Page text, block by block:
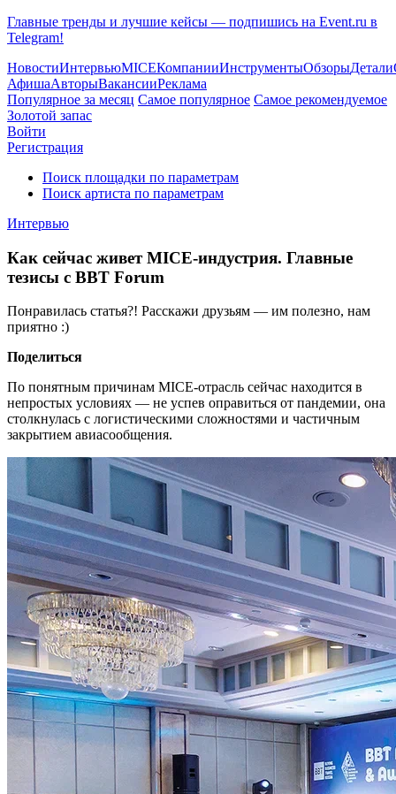
Главные тренды и лучшие кейсы — подпишись на Event.ru в
Telegram!
НовостиИнтервьюMICEКомпанииИнструментыОбзорыДетали
АфишаАвторыВакансииРеклама
Популярное за месяц Самое популярное Самое рекомендуемое
Золотой запас
Войти
Регистрация
Поиск площадки по параметрам
Поиск артиста по параметрам
Интервью
Как сейчас живет MICE-индустрия. Главные
тезисы с BBT Forum
Понравилась статья?! Расскажи друзьям — им полезно, нам
приятно :)
Поделиться
По понятным причинам MICE-отрасль сейчас находится в
непростых условиях — не успев оправиться от пандемии, она
столкнулась с логистическими сложностями и частичным
закрытием авиасообщения.